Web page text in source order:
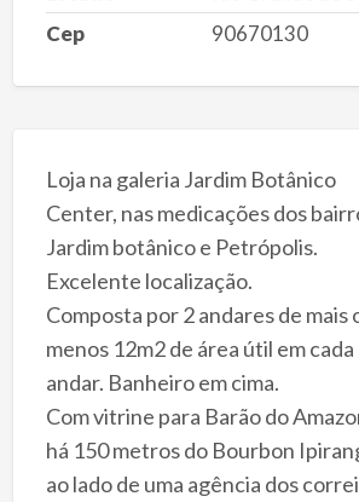
Cep
90670130
Loja na galeria Jardim Botânico
Center, nas medicações dos
Jardim botânico e Petrópolis.
Excelente localização.
Composta por 2 andares de mais
menos 12m2 de área útil em cada
andar. Banheiro em cima.
Com vitrine para Barão do
há 150 metros do Bourbon
ao lado de uma agência dos